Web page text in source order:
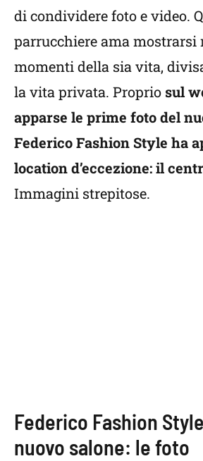
di condividere foto e video.
parrucchiere ama mostrarsi
momenti della sia vita,
la vita privata. Proprio sul
apparse le prime foto del
Federico Fashion Style ha
location d’eccezione: il
Immagini strepitose.
Federico Fashion
nuovo salone: le foto